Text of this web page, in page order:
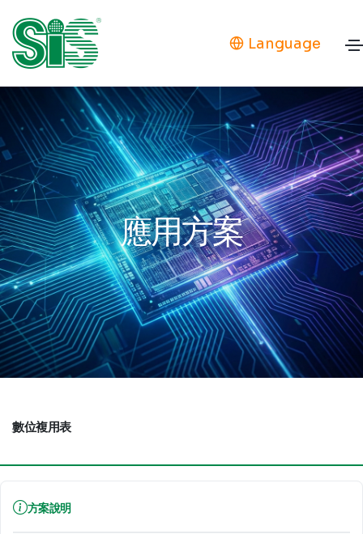
Language
應用方案
數位複用表
方案說明